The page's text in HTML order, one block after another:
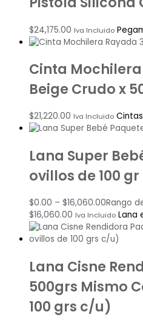
$24,175.00 Iva Incluido
Cinta
Beige Crudo x
$21,220.00 Iva Incluido Cintas
Lana Super
ovillos de 100 gr
$0.00 – $16,060.00Rango
$16,060.00 Iva Incluido Lana
Lana Cisne
500grs Mismo
100 grs c/u)